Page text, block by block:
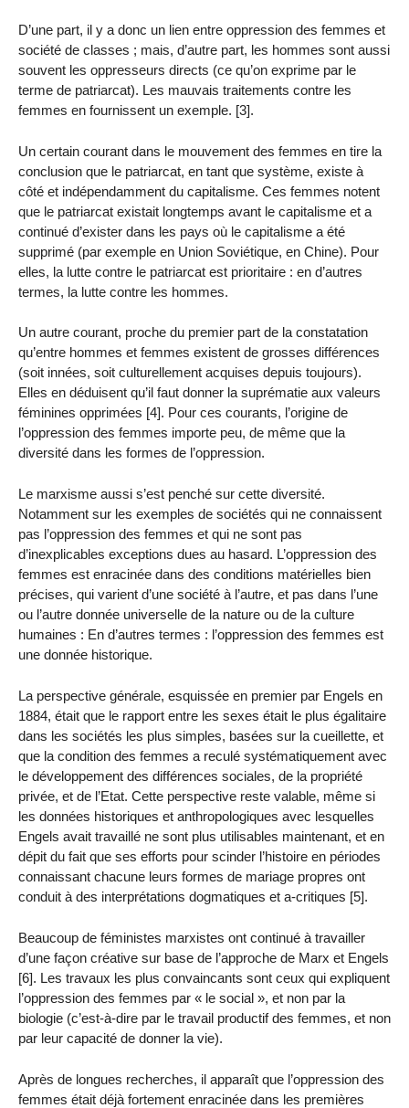
D’une part, il y a donc un lien entre oppression des femmes et
société de classes ; mais, d’autre part, les hommes sont aussi
souvent les oppresseurs directs (ce qu’on exprime par le
terme de patriarcat). Les mauvais traitements contre les
femmes en fournissent un exemple. [3].
Un certain courant dans le mouvement des femmes en tire la
conclusion que le patriarcat, en tant que système, existe à
côté et indépendamment du capitalisme. Ces femmes notent
que le patriarcat existait longtemps avant le capitalisme et a
continué d’exister dans les pays où le capitalisme a été
supprimé (par exemple en Union Soviétique, en Chine). Pour
elles, la lutte contre le patriarcat est prioritaire : en d’autres
termes, la lutte contre les hommes.
Un autre courant, proche du premier part de la constatation
qu’entre hommes et femmes existent de grosses différences
(soit innées, soit culturellement acquises depuis toujours).
Elles en déduisent qu’il faut donner la suprématie aux valeurs
féminines opprimées [4]. Pour ces courants, l’origine de
l’oppression des femmes importe peu, de même que la
diversité dans les formes de l’oppression.
Le marxisme aussi s’est penché sur cette diversité.
Notamment sur les exemples de sociétés qui ne connaissent
pas l’oppression des femmes et qui ne sont pas
d’inexplicables exceptions dues au hasard. L’oppression des
femmes est enracinée dans des conditions matérielles bien
précises, qui varient d’une société à l’autre, et pas dans l’une
ou l’autre donnée universelle de la nature ou de la culture
humaines : En d’autres termes : l’oppression des femmes est
une donnée historique.
La perspective générale, esquissée en premier par Engels en
1884, était que le rapport entre les sexes était le plus égalitaire
dans les sociétés les plus simples, basées sur la cueillette, et
que la condition des femmes a reculé systématiquement avec
le développement des différences sociales, de la propriété
privée, et de l’Etat. Cette perspective reste valable, même si
les données historiques et anthropologiques avec lesquelles
Engels avait travaillé ne sont plus utilisables maintenant, et en
dépit du fait que ses efforts pour scinder l’histoire en périodes
connaissant chacune leurs formes de mariage propres ont
conduit à des interprétations dogmatiques et a-critiques [5].
Beaucoup de féministes marxistes ont continué à travailler
d’une façon créative sur base de l’approche de Marx et Engels
[6]. Les travaux les plus convaincants sont ceux qui expliquent
l’oppression des femmes par « le social », et non par la
biologie (c’est-à-dire par le travail productif des femmes, et non
par leur capacité de donner la vie).
Après de longues recherches, il apparaît que l’oppression des
femmes était déjà fortement enracinée dans les premières